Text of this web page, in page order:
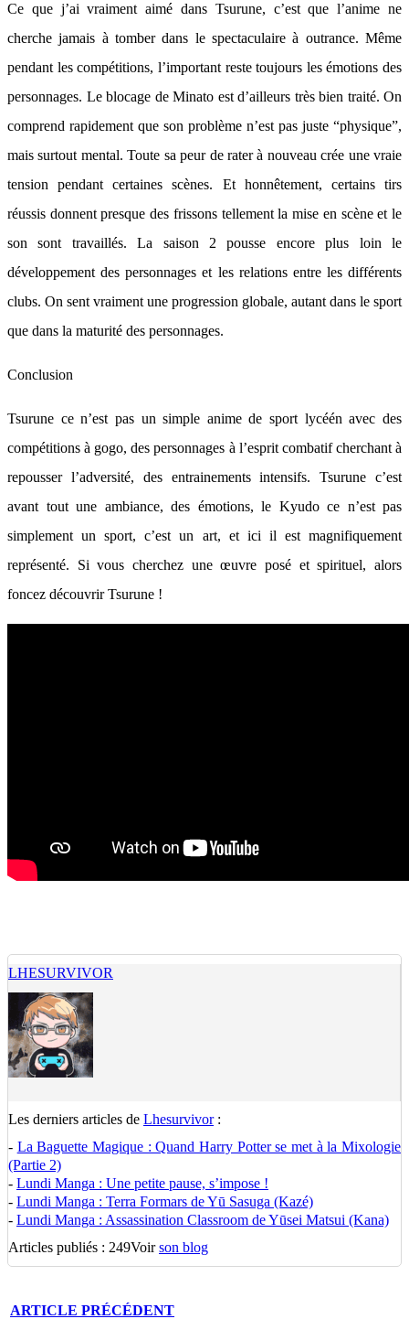
Ce que j’ai vraiment aimé dans Tsurune, c’est que l’anime ne
cherche jamais à tomber dans le spectaculaire à outrance. Même
pendant les compétitions, l’important reste toujours les émotions des
personnages. Le blocage de Minato est d’ailleurs très bien traité. On
comprend rapidement que son problème n’est pas juste “physique”,
mais surtout mental. Toute sa peur de rater à nouveau crée une vraie
tension pendant certaines scènes. Et honnêtement, certains tirs
réussis donnent presque des frissons tellement la mise en scène et le
son sont travaillés. La saison 2 pousse encore plus loin le
développement des personnages et les relations entre les différents
clubs. On sent vraiment une progression globale, autant dans le sport
que dans la maturité des personnages.
Conclusion
Tsurune ce n’est pas un simple anime de sport lycéén avec des
compétitions à gogo, des personnages à l’esprit combatif cherchant à
repousser l’adversité, des entrainements intensifs. Tsurune c’est
avant tout une ambiance, des émotions, le Kyudo ce n’est pas
simplement un sport, c’est un art, et ici il est magnifiquement
représenté. Si vous cherchez une œuvre posé et spirituel, alors
foncez découvrir Tsurune !
LHESURVIVOR
Les derniers articles de Lhesurvivor:
- La Baguette Magique : Quand Harry Potter se met à la Mixologie
(Partie 2)
- Lundi Manga : Une petite pause, s’impose !
- Lundi Manga : Terra Formars de Yū Sasuga (Kazé)
- Lundi Manga : Assassination Classroom de Yūsei Matsui (Kana)
Articles publiés : 249Voirson blog
ARTICLE PRÉCÉDENT